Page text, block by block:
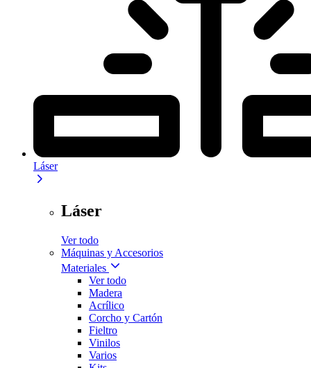
Láser
Láser
Ver todo
Máquinas y Accesorios
Materiales
Ver todo
Madera
Acrílico
Corcho y Cartón
Fieltro
Vinilos
Varios